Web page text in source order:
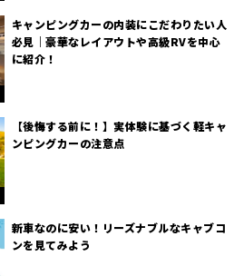
キャンピングカーの内装にこだわりたい人
必見｜豪華なレイアウトや高級RVを中心
に紹介！
【後悔する前に！】実体験に基づく軽キャ
ンピングカーの注意点
新車なのに安い！リーズナブルなキャブコ
ンを見てみよう